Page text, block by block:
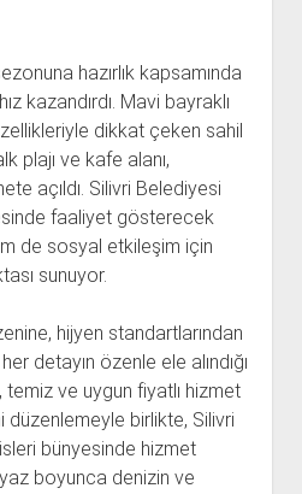
hazırlık kapsamında
kazandırdı. Mavi bayraklı
dikkat çeken sahil
plajı ve kafe alanı,
açıldı. Silivri Belediyesi
faaliyet gösterecek
de sosyal etkileşim için
sunuyor.
hijyen standartlarından
detayın özenle ele alındığı
temiz ve uygun fiyatlı hizmet
düzenlemeyle birlikte, Silivri
bünyesinde hizmet
boyunca denizin ve